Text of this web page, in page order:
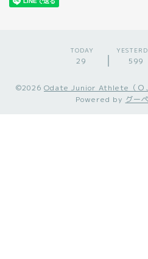
TODAY
29 599
©2026 Odate Junior Athlete（Ｏ
Powered by グーペ